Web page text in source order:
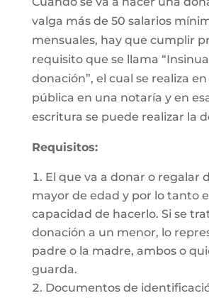
valga más de 50 salarios
mensuales, hay que cumplir
requisito que se llama
donación”, el cual se realiza
pública en una notaría y en
escritura se puede realizar la
Requisitos:
El que va a donar o regalar
mayor de edad y por lo tanto
capacidad de hacerlo. Si se
donación a un menor, lo
padre o la madre, ambos o
guarda.
Documentos de